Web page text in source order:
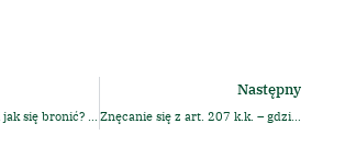
Rozbój – co grozi i jak się bronić? Kara, odpowiedzialność karna i obrona adwokata.
Następny
Znęcanie się z art. 207 k.k. – gdzie przebiega granica pomiędzy kłótnią a przemocą domową? Poradnik prawny